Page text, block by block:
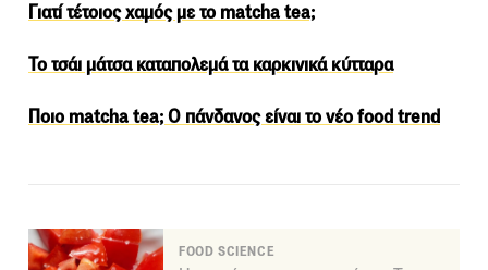
Γιατί τέτοιος χαμός με το matcha tea;
Το τσάι μάτσα καταπολεμά τα καρκινικά κύτταρα
Ποιο matcha tea; Ο πάνδανος είναι το νέο food trend
FOOD SCIENCE